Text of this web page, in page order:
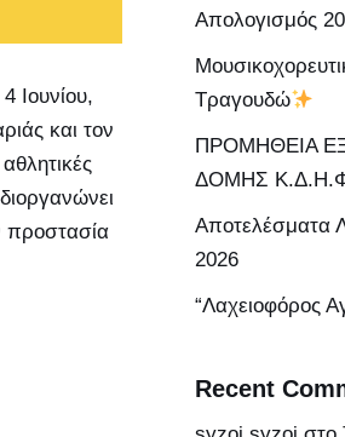
Ιουνίου,
και τον
προστασία
Απολογισμός
Τραγουδώ
ΠΡΟΜΗΘΕΙΑ
ΔΟΜΗΣ
Αποτελέσματα
2026
“Λαχειοφόρος
Recent